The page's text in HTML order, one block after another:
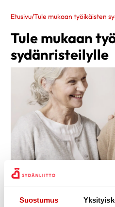
Suostumus
Etusivu/Tule mukaan työikäisten
Tule mukaan
sydänristeilylle
Julkaistu 28.6.2023
Jaa Whatsapp
Jaa Facebook
Jaa TwitterJaa Linkedin
Jaa